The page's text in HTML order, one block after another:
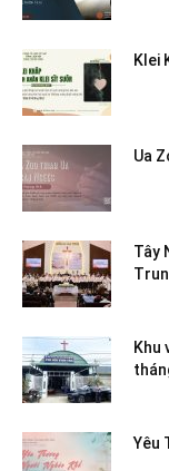
Klei
Ua
Tây
Khu
Yêu